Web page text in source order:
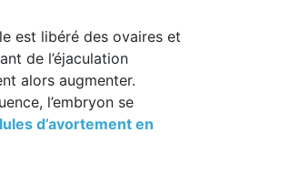
est libéré des ovaires et
de l’éjaculation
alors augmenter.
l’embryon se
d’avortement en